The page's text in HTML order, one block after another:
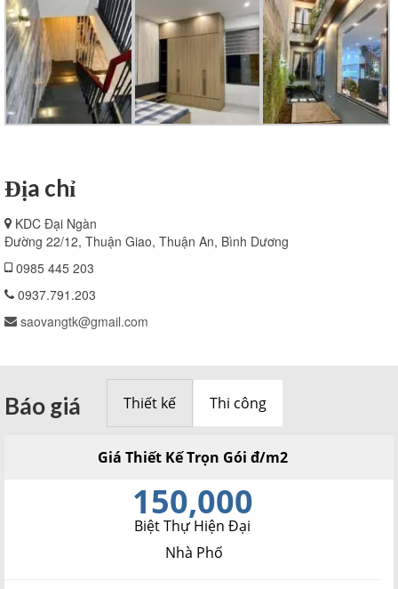
Địa chỉ
KDC Đại Ngàn
Đường 22/12, Thuận Giao, Thuận An, Bình Dương
0985 445 203
0937.791.203
saovangtk@gmail.com
Báo giá Thiết kế Thi công
Giá Thiết Kế Trọn Gói đ/m2
150,000
Biệt Thự Hiện Đại
Nhà Phố